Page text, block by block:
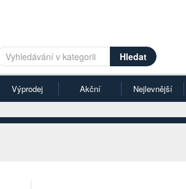
Výprodej Akční Nejlevnější